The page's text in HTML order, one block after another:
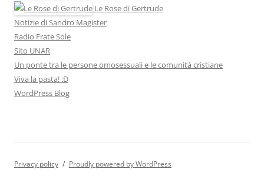
Le Rose di Gertrude
Notizie di Sandro Magister
Radio Frate Sole
Sito UNAR
Un ponte tra le persone omosessuali e le comunità cristiane
Viva la pasta! :D
WordPress Blog
Privacy policy Proudly powered by WordPress